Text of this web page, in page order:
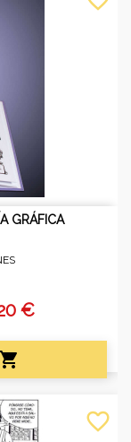
GRÁFICA
€

favorite_border